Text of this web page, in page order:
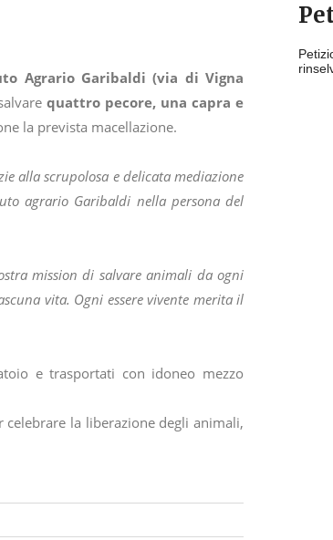
Agrario Garibaldi (via di Vigna
quattropecore, una capra e
la prevista macellazione.
alla scrupolosa e delicata mediazione
agrario Garibaldi nella persona del
mission di salvare animali da ogni
vita. Ogni essere vivente merita il
e trasportati con idoneo mezzo
la liberazione degli animali,